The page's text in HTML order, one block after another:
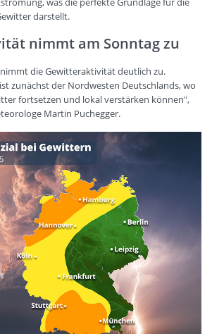
darstellt.
nimmt am Sonntag zu
die Gewitteraktivität deutlich zu.
zunächst der Nordwesten Deutschlands, wo
fortsetzen und lokal verstärken können",
Martin Puchegger.